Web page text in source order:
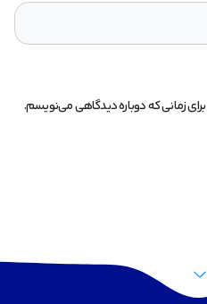
زمانی که دوباره دیدگاهی می‌نویسم.